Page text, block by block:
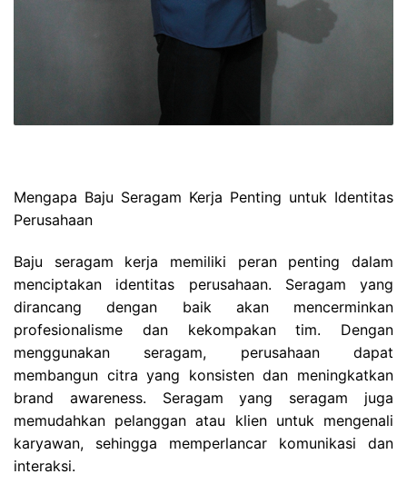
Mengapa Baju Seragam Kerja Penting untuk Identitas
Perusahaan
Baju seragam kerja memiliki peran penting dalam
menciptakan identitas perusahaan. Seragam yang
dirancang dengan baik akan mencerminkan
profesionalisme dan kekompakan tim. Dengan
menggunakan seragam, perusahaan dapat
membangun citra yang konsisten dan meningkatkan
brand awareness. Seragam yang seragam juga
memudahkan pelanggan atau klien untuk mengenali
karyawan, sehingga memperlancar komunikasi dan
interaksi.